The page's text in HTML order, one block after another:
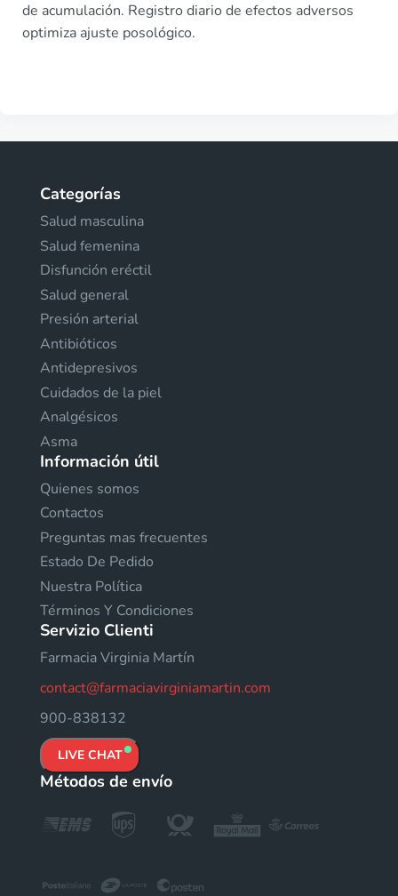
de acumulación. Registro diario de efectos adversos
optimiza ajuste posológico.
Categorías
Salud masculina
Salud femenina
Disfunción eréctil
Salud general
Presión arterial
Antibióticos
Antidepresivos
Cuidados de la piel
Analgésicos
Asma
Información útil
Quienes somos
Contactos
Preguntas mas frecuentes
Estado De Pedido
Nuestra Política
Términos Y Condiciones
Servizio Clienti
Farmacia Virginia Martín
contact@farmaciavirginiamartin.com
900-838132
LIVE CHAT
Métodos de envío